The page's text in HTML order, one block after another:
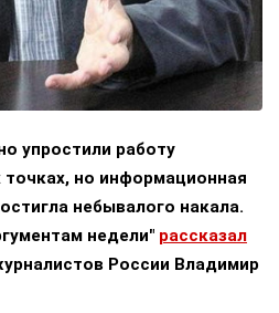
упростили работу
точках, но информационная
небывалого накала.
недели" рассказал
России Владимир